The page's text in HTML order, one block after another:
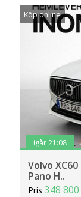
Köp online
igår 21:08
Volvo
Pano H..
Pris348